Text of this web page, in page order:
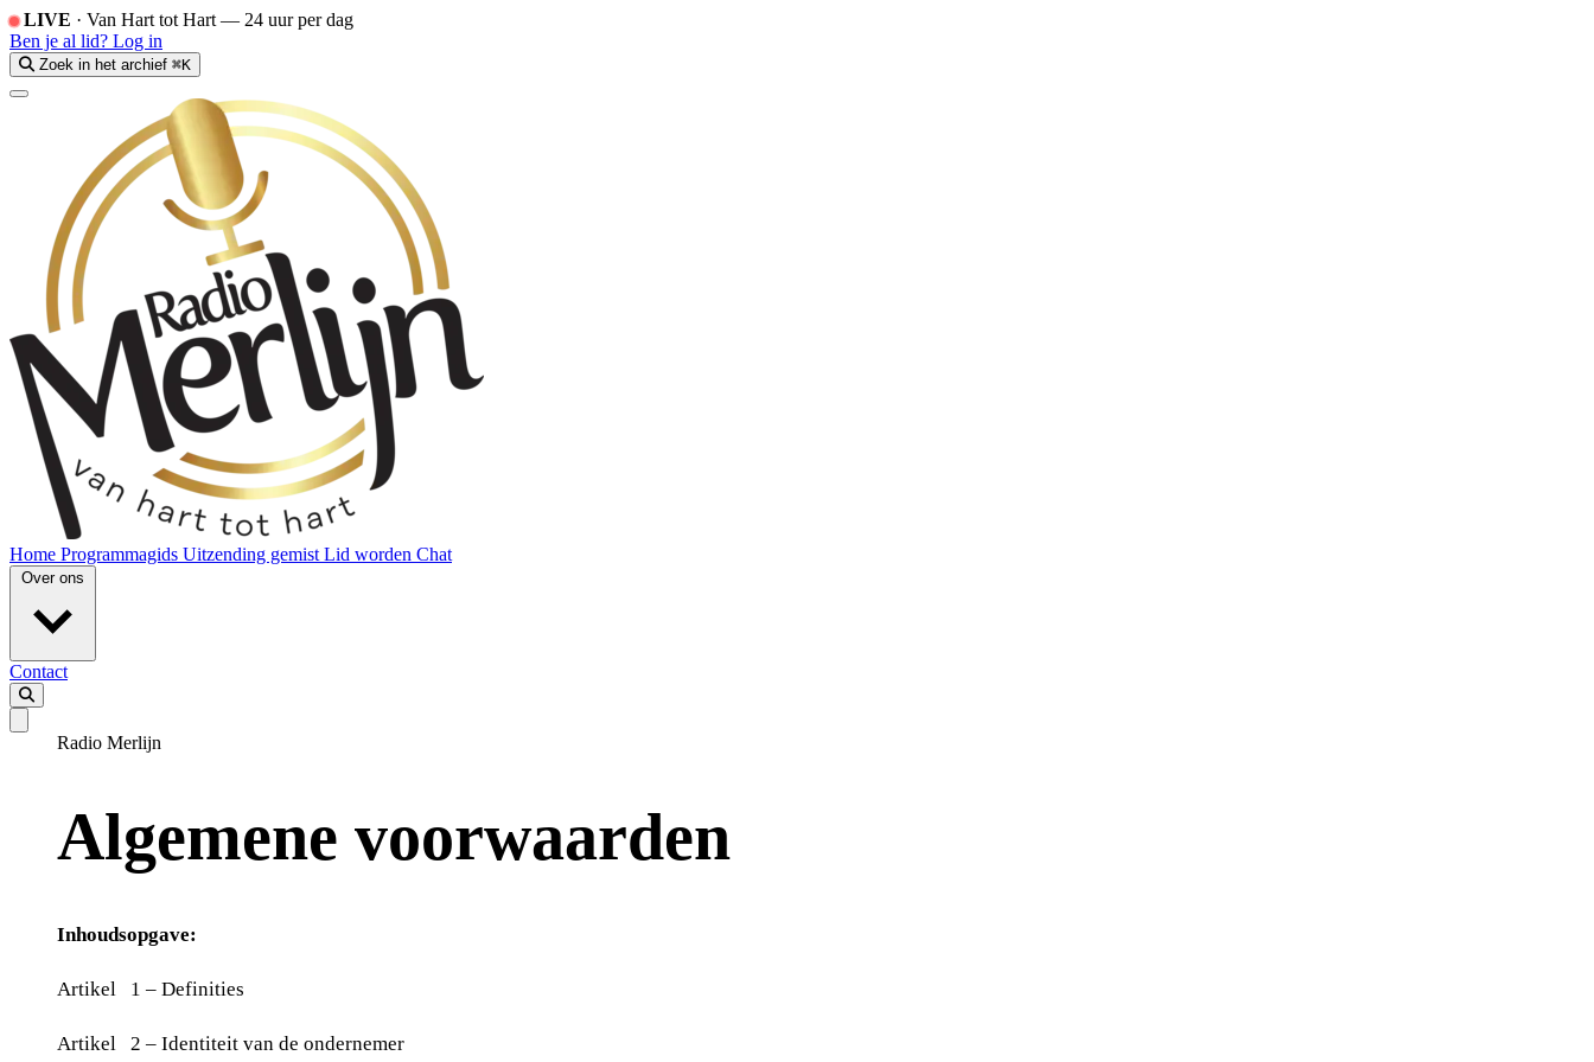
LIVE · Van Hart tot Hart — 24 uur per dag
Ben je al lid? Log in
Zoek in het archief ⌘K
Home Programmagids Uitzending gemist Lid worden Chat
Over ons
Contact
Radio Merlijn
Algemene voorwaarden
Inhoudsopgave:
Artikel 1 – Definities
Artikel 2 – Identiteit van de ondernemer